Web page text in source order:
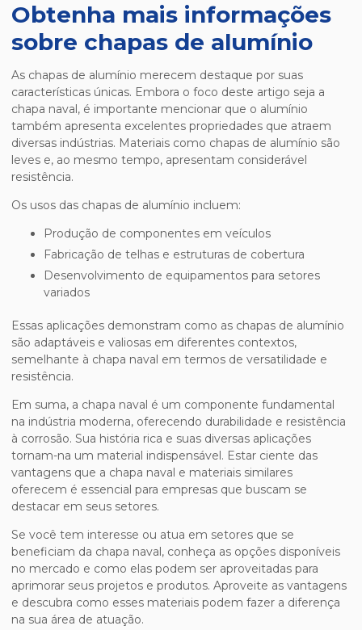
Obtenha mais informações
sobre chapas de alumínio
As chapas de alumínio merecem destaque por suas
características únicas. Embora o foco deste artigo seja a
chapa naval, é importante mencionar que o alumínio
também apresenta excelentes propriedades que atraem
diversas indústrias. Materiais como chapas de alumínio são
leves e, ao mesmo tempo, apresentam considerável
resistência.
Os usos das chapas de alumínio incluem:
Produção de componentes em veículos
Fabricação de telhas e estruturas de cobertura
Desenvolvimento de equipamentos para setores
variados
Essas aplicações demonstram como as chapas de alumínio
são adaptáveis e valiosas em diferentes contextos,
semelhante à chapa naval em termos de versatilidade e
resistência.
Em suma, a chapa naval é um componente fundamental
na indústria moderna, oferecendo durabilidade e resistência
à corrosão. Sua história rica e suas diversas aplicações
tornam-na um material indispensável. Estar ciente das
vantagens que a chapa naval e materiais similares
oferecem é essencial para empresas que buscam se
destacar em seus setores.
Se você tem interesse ou atua em setores que se
beneficiam da chapa naval, conheça as opções disponíveis
no mercado e como elas podem ser aproveitadas para
aprimorar seus projetos e produtos. Aproveite as vantagens
e descubra como esses materiais podem fazer a diferença
na sua área de atuação.